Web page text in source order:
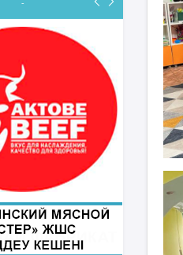
ФИҚҺ ДӘРІСТЕРІ
Нұрбол Смағұлов
Ғасыр" облыстық мешітінің
наиб имамы
ТІКЕЛЕЙ ЭФИРДЕ
сәрсенбі күндері сағат
21:00 (Ақтөбе уақытымен)
Біздің nur_gasyr Instagram
парақшамызда